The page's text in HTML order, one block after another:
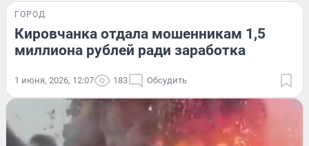
ГОРОД
Кировчанка отдала мошенникам 1,5
миллиона рублей ради заработка
1 июня, 2026, 12:07 183 Обсудить